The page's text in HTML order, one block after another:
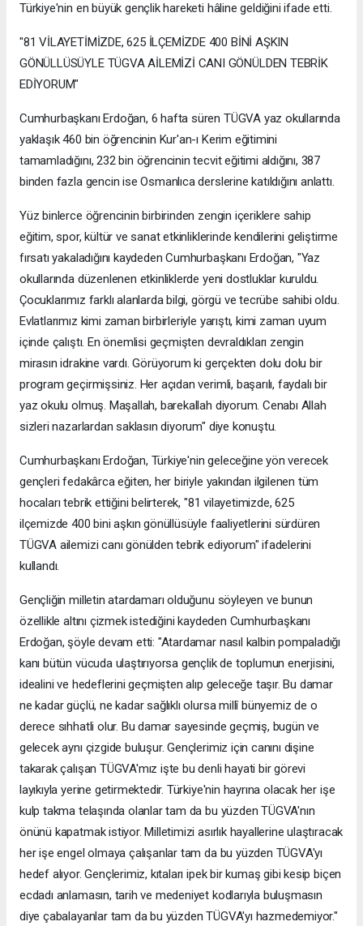
Türkiye'nin en büyük gençlik hareketi hâline geldiğini ifade etti.
"81 VİLAYETİMİZDE, 625 İLÇEMİZDE 400 BİNİ AŞKIN
GÖNÜLLÜSÜYLE TÜGVA AİLEMİZİ CANI GÖNÜLDEN TEBRİK
EDİYORUM"
Cumhurbaşkanı Erdoğan, 6 hafta süren TÜGVA yaz okullarında
yaklaşık 460 bin öğrencinin Kur'an-ı Kerim eğitimini
tamamladığını, 232 bin öğrencinin tecvit eğitimi aldığını, 387
binden fazla gencin ise Osmanlıca derslerine katıldığını anlattı.
Yüz binlerce öğrencinin birbirinden zengin içeriklere sahip
eğitim, spor, kültür ve sanat etkinliklerinde kendilerini geliştirme
fırsatı yakaladığını kaydeden Cumhurbaşkanı Erdoğan, "Yaz
okullarında düzenlenen etkinliklerde yeni dostluklar kuruldu.
Çocuklarımız farklı alanlarda bilgi, görgü ve tecrübe sahibi oldu.
Evlatlarımız kimi zaman birbirleriyle yarıştı, kimi zaman uyum
içinde çalıştı. En önemlisi geçmişten devraldıkları zengin
mirasın idrakine vardı. Görüyorum ki gerçekten dolu dolu bir
program geçirmişsiniz. Her açıdan verimli, başarılı, faydalı bir
yaz okulu olmuş. Maşallah, barekallah diyorum. Cenabı Allah
sizleri nazarlardan saklasın diyorum" diye konuştu.
Cumhurbaşkanı Erdoğan, Türkiye'nin geleceğine yön verecek
gençleri fedakârca eğiten, her biriyle yakından ilgilenen tüm
hocaları tebrik ettiğini belirterek, "81 vilayetimizde, 625
ilçemizde 400 bini aşkın gönüllüsüyle faaliyetlerini sürdüren
TÜGVA ailemizi canı gönülden tebrik ediyorum" ifadelerini
kullandı.
Gençliğin milletin atardamarı olduğunu söyleyen ve bunun
özellikle altını çizmek istediğini kaydeden Cumhurbaşkanı
Erdoğan, şöyle devam etti: "Atardamar nasıl kalbin pompaladığı
kanı bütün vücuda ulaştırıyorsa gençlik de toplumun enerjisini,
idealini ve hedeflerini geçmişten alıp geleceğe taşır. Bu damar
ne kadar güçlü, ne kadar sağlıklı olursa millî bünyemiz de o
derece sıhhatli olur. Bu damar sayesinde geçmiş, bugün ve
gelecek aynı çizgide buluşur. Gençlerimiz için canını dişine
takarak çalışan TÜGVA'mız işte bu denli hayati bir görevi
layıkıyla yerine getirmektedir. Türkiye'nin hayrına olacak her işe
kulp takma telaşında olanlar tam da bu yüzden TÜGVA'nın
önünü kapatmak istiyor. Milletimizi asırlık hayallerine ulaştıracak
her işe engel olmaya çalışanlar tam da bu yüzden TÜGVA'yı
hedef alıyor. Gençlerimiz, kıtaları ipek bir kumaş gibi kesip biçen
ecdadı anlamasın, tarih ve medeniyet kodlarıyla buluşmasın
diye çabalayanlar tam da bu yüzden TÜGVA'yı hazmedemiyor."